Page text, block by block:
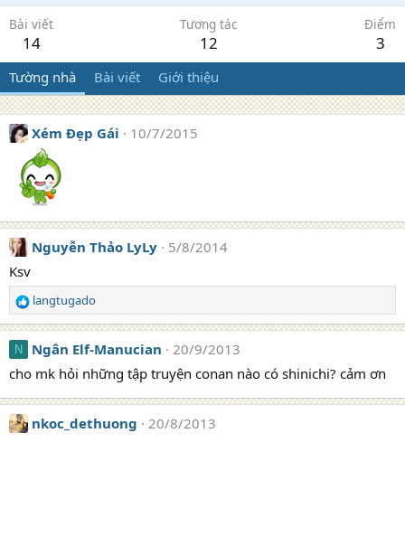
Bài viết
14
Tương tác
12
Điểm
3
Tường nhà Bài viết Giới thiệu
Xém Đẹp Gái 10/7/2015
Nguyễn Thảo LyLy
5/8/2014
Ksv
R
e
a
c
t
o
n
s
langtugado
N Ngân Elf-Manucian
20/9/2013
cho mk hỏi những tập truyện conan nào có shinichi? cảm ơn
nkoc_dethuong 20/8/2013